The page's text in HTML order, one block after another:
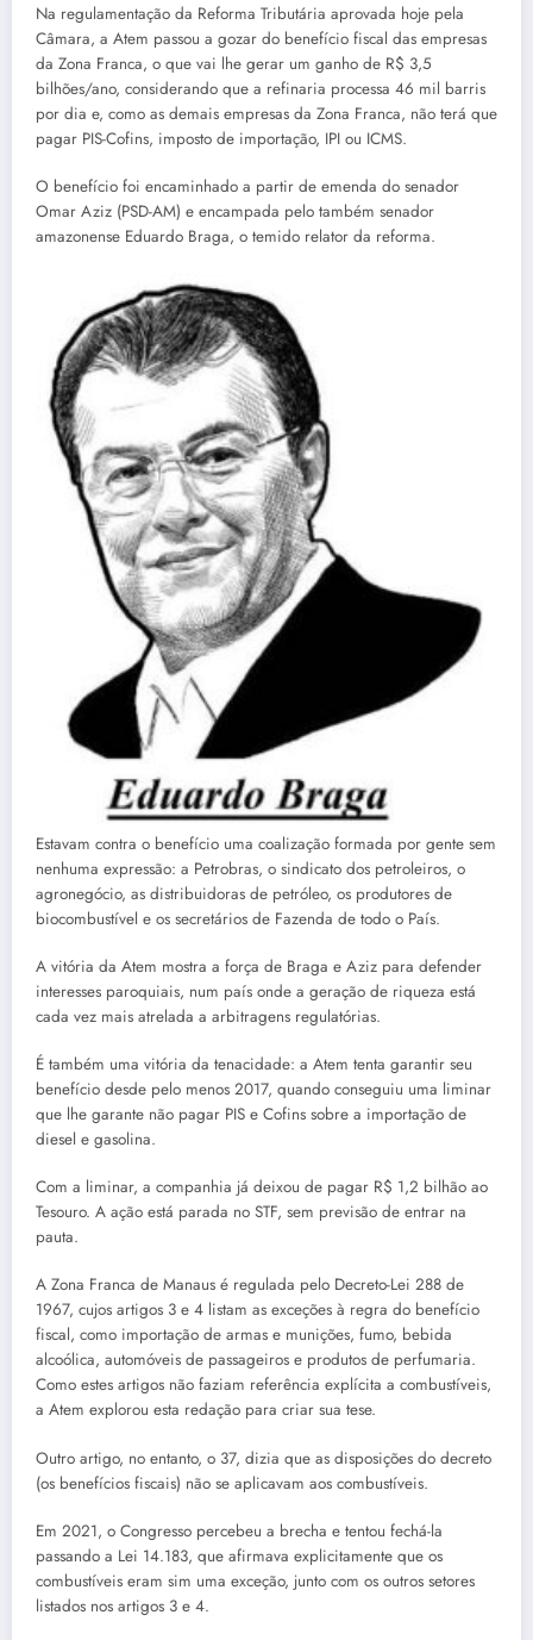
Na regulamentação da Reforma Tributária aprovada hoje pela
Câmara, a Atem passou a gozar do benefício fiscal das empresas
da Zona Franca, o que vai lhe gerar um ganho de R$ 3,5
bilhões/ano, considerando que a refinaria processa 46 mil barris
por dia e, como as demais empresas da Zona Franca, não terá que
pagar PIS-Cofins, imposto de importação, IPI ou ICMS.
O benefício foi encaminhado a partir de emenda do senador
Omar Aziz (PSD-AM) e encampada pelo também senador
amazonense Eduardo Braga, o temido relator da reforma.
Estavam contra o benefício uma coalização formada por gente sem
nenhuma expressão: a Petrobras, o sindicato dos petroleiros, o
agronegócio, as distribuidoras de petróleo, os produtores de
biocombustível e os secretários de Fazenda de todo o País.
A vitória da Atem mostra a força de Braga e Aziz para defender
interesses paroquiais, num país onde a geração de riqueza está
cada vez mais atrelada a arbitragens regulatórias.
É também uma vitória da tenacidade: a Atem tenta garantir seu
benefício desde pelo menos 2017, quando conseguiu uma liminar
que lhe garante não pagar PIS e Cofins sobre a importação de
diesel e gasolina.
Com a liminar, a companhia já deixou de pagar R$ 1,2 bilhão ao
Tesouro. A ação está parada no STF, sem previsão de entrar na
pauta.
A Zona Franca de Manaus é regulada pelo Decreto-Lei 288 de
1967, cujos artigos 3 e 4 listam as exceções à regra do benefício
fiscal, como importação de armas e munições, fumo, bebida
alcoólica, automóveis de passageiros e produtos de perfumaria.
Como estes artigos não faziam referência explícita a combustíveis,
a Atem explorou esta redação para criar sua tese.
Outro artigo, no entanto, o 37, dizia que as disposições do decreto
(os benefícios fiscais) não se aplicavam aos combustíveis.
Em 2021, o Congresso percebeu a brecha e tentou fechá-la
passando a Lei 14.183, que afirmava explicitamente que os
combustíveis eram sim uma exceção, junto com os outros setores
listados nos artigos 3 e 4.